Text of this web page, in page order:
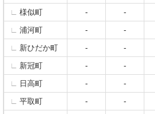
様似町
- -
浦河町
- -
新ひだか町
- -
新冠町
- -
日高町
- -
平取町
- -